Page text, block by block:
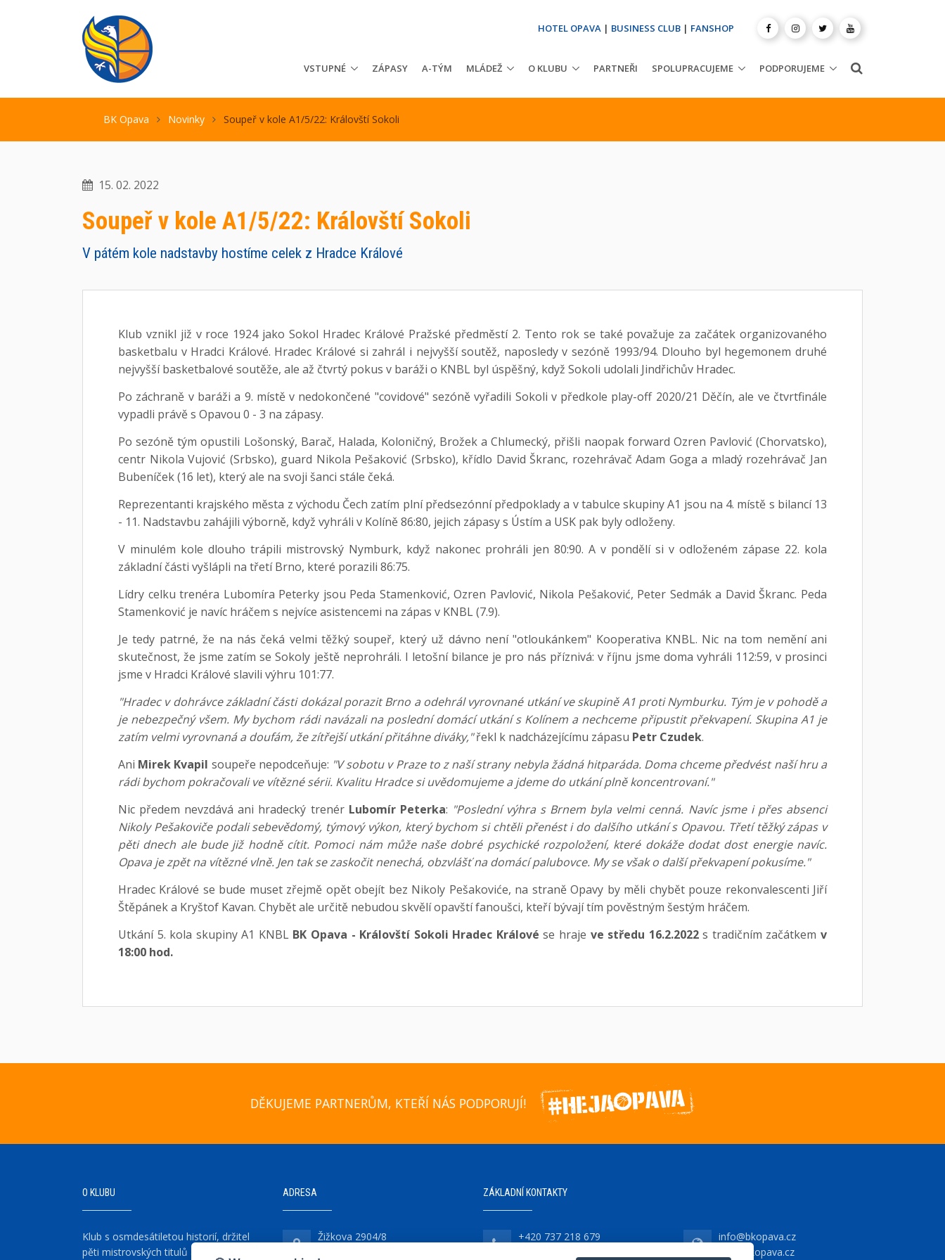
HOTEL OPAVA | BUSINESS CLUB | FANSHOP
VSTUPNÉ ZÁPASY A-TÝM MLÁDEŽ O KLUBU PARTNEŘI SPOLUPRACUJEME PODPORUJEME
BK Opava Novinky Soupeř v kole A1/5/22: Královští Sokoli
15. 02. 2022
Soupeř v kole A1/5/22: Královští Sokoli
V pátém kole nadstavby hostíme celek z Hradce Králové
Klub vznikl již v roce 1924 jako Sokol Hradec Králové Pražské předměstí 2. Tento rok se také považuje za začátek organizovaného
basketbalu v Hradci Králové. Hradec Králové si zahrál i nejvyšší soutěž, naposledy v sezóně 1993/94. Dlouho byl hegemonem druhé
nejvyšší basketbalové soutěže, ale až čtvrtý pokus v baráži o KNBL byl úspěšný, když Sokoli udolali Jindřichův Hradec.
Po záchraně v baráži a 9. místě v nedokončené "covidové" sezóně vyřadili Sokoli v předkole play-off 2020/21 Děčín, ale ve čtvrtfinále
vypadli právě s Opavou 0 - 3 na zápasy.
Po sezóně tým opustili Lošonský, Barač, Halada, Koloničný, Brožek a Chlumecký, přišli naopak forward Ozren Pavlović (Chorvatsko),
centr Nikola Vujović (Srbsko), guard Nikola Pešaković (Srbsko), křídlo David Škranc, rozehrávač Adam Goga a mladý rozehrávač Jan
Bubeníček (16 let), který ale na svoji šanci stále čeká.
Reprezentanti krajského města z východu Čech zatím plní předsezónní předpoklady a v tabulce skupiny A1 jsou na 4. místě s bilancí 13
- 11. Nadstavbu zahájili výborně, když vyhráli v Kolíně 86:80, jejich zápasy s Ústím a USK pak byly odloženy.
V minulém kole dlouho trápili mistrovský Nymburk, když nakonec prohráli jen 80:90. A v pondělí si v odloženém zápase 22. kola
základní části vyšlápli na třetí Brno, které porazili 86:75.
Lídry celku trenéra Lubomíra Peterky jsou Peda Stamenković, Ozren Pavlović, Nikola Pešaković, Peter Sedmák a David Škranc. Peda
Stamenković je navíc hráčem s nejvíce asistencemi na zápas v KNBL (7.9).
Je tedy patrné, že na nás čeká velmi těžký soupeř, který už dávno není "otloukánkem" Kooperativa KNBL. Nic na tom nemění ani
skutečnost, že jsme zatím se Sokoly ještě neprohráli. I letošní bilance je pro nás příznivá: v říjnu jsme doma vyhráli 112:59, v prosinci
jsme v Hradci Králové slavili výhru 101:77.
"Hradec v dohrávce základní části dokázal porazit Brno a odehrál vyrovnané utkání ve skupině A1 proti Nymburku. Tým je v pohodě a
je nebezpečný všem. My bychom rádi navázali na poslední domácí utkání s Kolínem a nechceme připustit překvapení. Skupina A1 je
zatím velmi vyrovnaná a doufám, že zítřejší utkání přitáhne diváky,"řekl k nadcházejícímu zápasu Petr Czudek.
Ani Mirek Kvapil soupeře nepodceňuje: "V sobotu v Praze to z naší strany nebyla žádná hitparáda. Doma chceme předvést naší hru a
rádi bychom pokračovali ve vítězné sérii. Kvalitu Hradce si uvědomujeme a jdeme do utkání plně koncentrovaní."
Nic předem nevzdává ani hradecký trenér Lubomír Peterka: "Poslední výhra s Brnem byla velmi cenná. Navíc jsme i přes absenci
Nikoly Pešakoviče podali sebevědomý, týmový výkon, který bychom si chtěli přenést i do dalšího utkání s Opavou. Třetí těžký zápas v
pěti dnech ale bude již hodně cítit. Pomoci nám může naše dobré psychické rozpoložení, které dokáže dodat dost energie navíc.
Opava je zpět na vítězné vlně. Jen tak se zaskočit nenechá, obzvlášť na domácí palubovce. My se však o další překvapení pokusíme."
Hradec Králové se bude muset zřejmě opět obejít bez Nikoly Pešakoviće, na straně Opavy by měli chybět pouze rekonvalescenti Jiří
Štěpánek a Kryštof Kavan. Chybět ale určitě nebudou skvělí opavští fanoušci, kteří bývají tím pověstným šestým hráčem.
Utkání 5. kola skupiny A1 KNBL BK Opava - Královští Sokoli Hradec Králové se hraje ve středu 16.2.2022s tradičním začátkemv
18:00 hod.
DĚKUJEME PARTNERŮM, KTEŘÍ NÁS PODPORUJÍ!
O KLUBU
Klub s osmdesátiletou historií, držitel
pěti mistrovských titulů a šesti vítězství
ADRESA
Žižkova 2904/8
ZÁKLADNÍ KONTAKTY
+420 737 218 679
info@bkopava.cz
www.bkopava.cz